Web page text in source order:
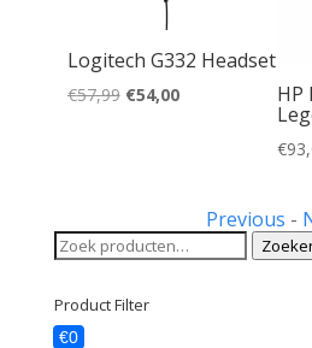
Logitech G332 Headset
€57,99 Oorspronkelijke
€54,00Huidige
HP
€
Previous -
Zoeken
naar:
Product Filter
€0